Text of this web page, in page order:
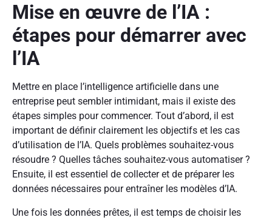
Mise en œuvre de l’IA :
étapes pour démarrer avec
l’IA
Mettre en place l’intelligence artificielle dans une
entreprise peut sembler intimidant, mais il existe des
étapes simples pour commencer. Tout d’abord, il est
important de définir clairement les objectifs et les cas
d’utilisation de l’IA. Quels problèmes souhaitez-vous
résoudre ? Quelles tâches souhaitez-vous automatiser ?
Ensuite, il est essentiel de collecter et de préparer les
données nécessaires pour entraîner les modèles d’IA.
Une fois les données prêtes, il est temps de choisir les